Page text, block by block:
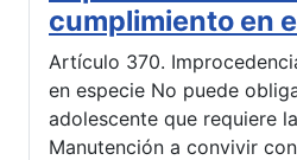
cumplimiento en
Artículo 370.
en especie No puede
adolescente que requiere
Manutención a convivir